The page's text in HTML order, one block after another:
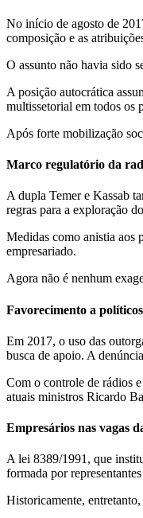
No início de agosto de
composição e as
O assunto não havia sido
A posição autocrática
multissetorial em todos os
Após forte mobilização
Marco regulatório da
A dupla Temer e Kassab
regras para a exploração
Medidas como anistia aos
empresariado.
Agora não é nenhum
Favorecimento a
Em 2017, o uso das
busca de apoio. A
Com o controle de rádios
atuais ministros Ricardo
Empresários nas vagas
A lei 8389/1991, que
formada por
Historicamente,